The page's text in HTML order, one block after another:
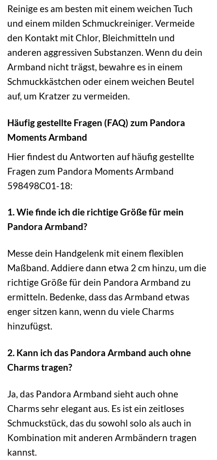
Reinige es am besten mit einem weichen Tuch
und einem milden Schmuckreiniger. Vermeide
den Kontakt mit Chlor, Bleichmitteln und
anderen aggressiven Substanzen. Wenn du dein
Armband nicht trägst, bewahre es in einem
Schmuckkästchen oder einem weichen Beutel
auf, um Kratzer zu vermeiden.
Häufig gestellte Fragen (FAQ) zum Pandora
Moments Armband
Hier findest du Antworten auf häufig gestellte
Fragen zum Pandora Moments Armband
598498C01-18:
1. Wie finde ich die richtige Größe für mein
Pandora Armband?
Messe dein Handgelenk mit einem flexiblen
Maßband. Addiere dann etwa 2 cm hinzu, um die
richtige Größe für dein Pandora Armband zu
ermitteln. Bedenke, dass das Armband etwas
enger sitzen kann, wenn du viele Charms
hinzufügst.
2. Kann ich das Pandora Armband auch ohne
Charms tragen?
Ja, das Pandora Armband sieht auch ohne
Charms sehr elegant aus. Es ist ein zeitloses
Schmuckstück, das du sowohl solo als auch in
Kombination mit anderen Armbändern tragen
kannst.